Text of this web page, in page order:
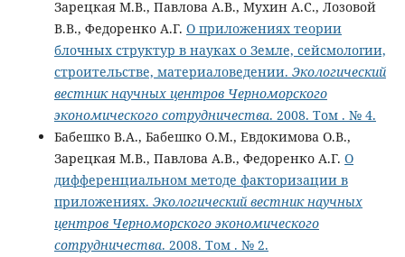
Зарецкая М.В., Павлова А.В., Мухин А.С., Лозовой
В.В., Федоренко А.Г. О приложениях теории
блочных структур в науках о Земле, сейсмологии,
строительстве, материаловедении. Экологический
вестник научных центров Черноморского
экономического сотрудничества. 2008. Том . № 4.
Бабешко В.А., Бабешко О.М., Евдокимова О.В.,
Зарецкая М.В., Павлова А.В., Федоренко А.Г. О
дифференциальном методе факторизации в
приложениях. Экологический вестник научных
центров Черноморского экономического
сотрудничества. 2008. Том . № 2.